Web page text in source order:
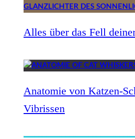
Alles über das Fell
Anatomie von Katzen-
Vibrissen